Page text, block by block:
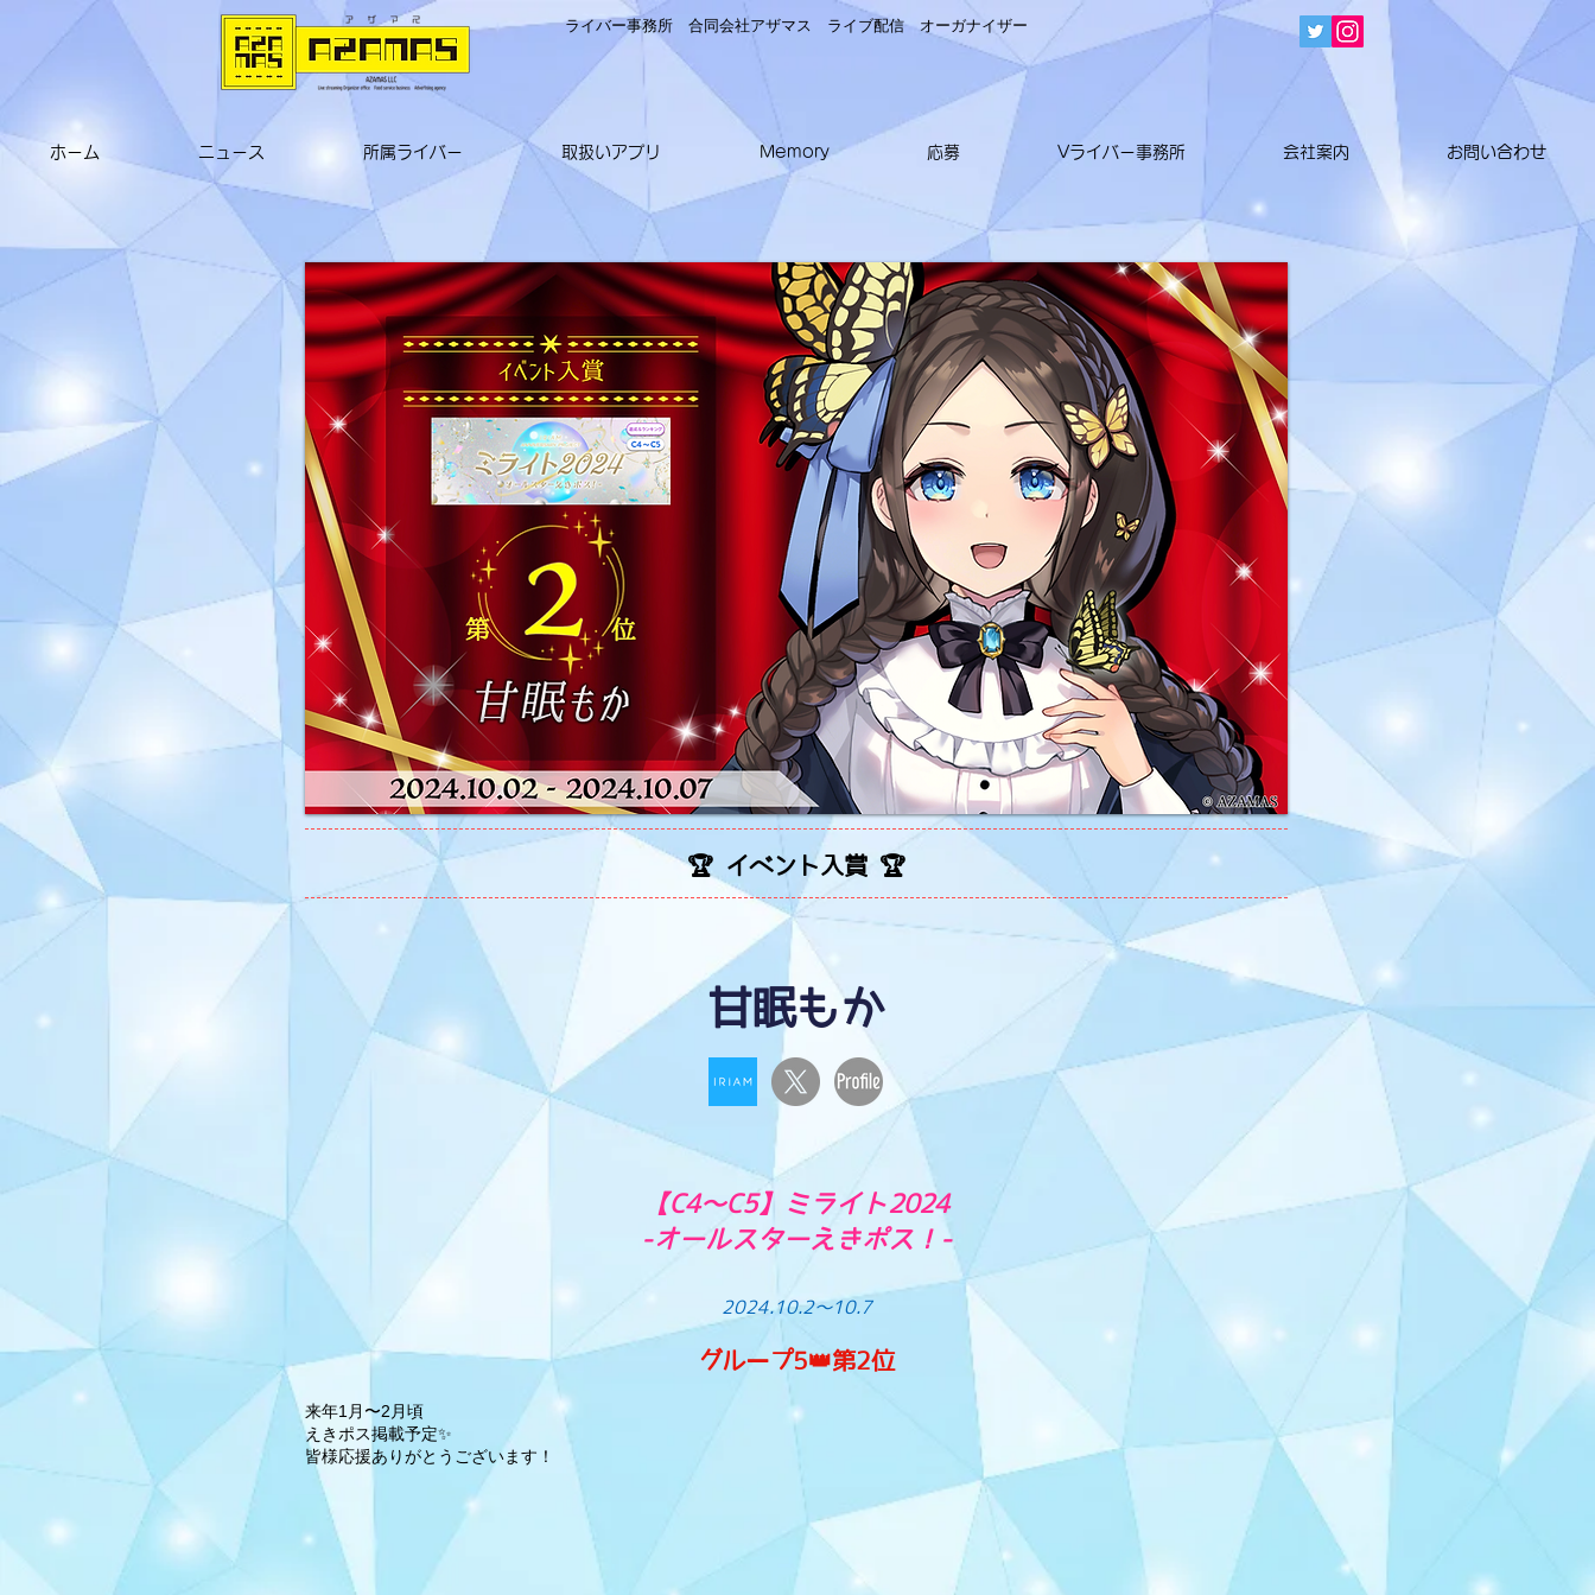
ライバー事務所 合同会社アザマス ライブ配信オーガナイザー
ホーム ニュース 所属ライバー 取扱いアプリ Memory 応募 Vライバー事務所 会社案内 お問い合わせ
🏆 イベント入賞 🏆
甘眠もか
【C4〜C5】ミライト2024
-オールスターえきポス！-
2024.10.2〜10.7
グループ5👑第2位
来年1月〜2月頃
えきポス掲載予定✨
皆様応援ありがとうございます！